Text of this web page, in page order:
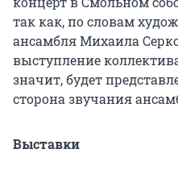
так как, по словам
ансамбля Михаила
выступление
значит, будет
сторона звучания
Выставки